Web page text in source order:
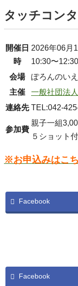
タッチコン
開催日
時
2026年06月
10:30〜12:30
会場
ぽろんのい
主催
一般社団法
連絡先 TEL:042-
参加費
親子一組
５ショット付
※お申込みはこ
Facebook
Facebook